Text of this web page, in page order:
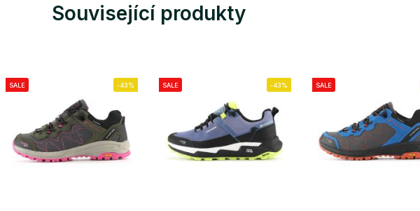
Související produkty
SALE -43% SALE -43% SALE